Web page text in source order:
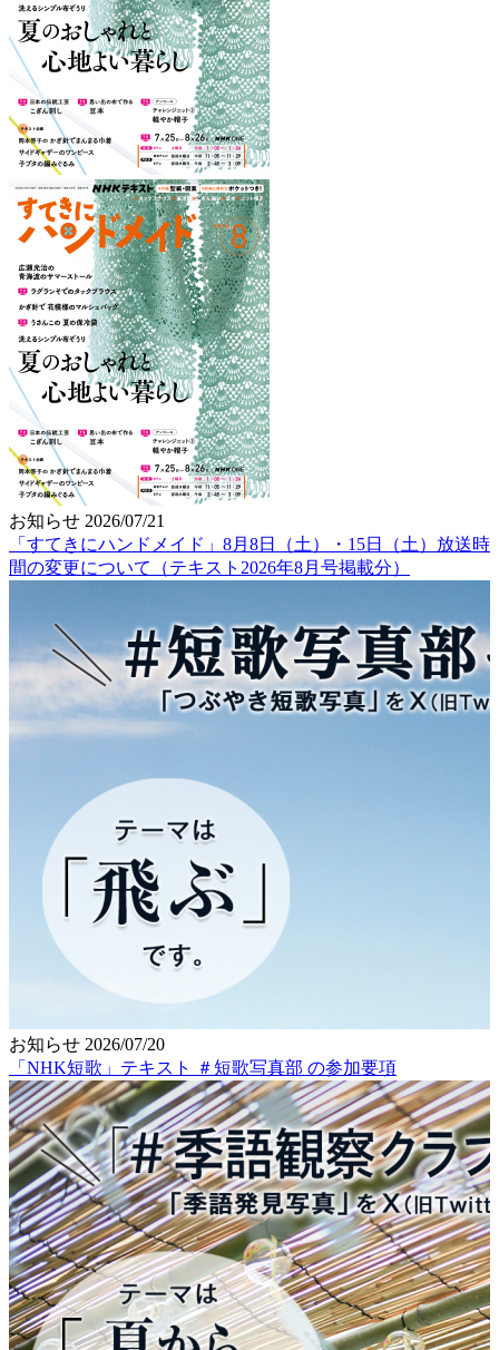
お知らせ 2026/07/21
「すてきにハンドメイド」8月8日（土）・15日（土）放送時
間の変更について（テキスト2026年8月号掲載分）
お知らせ 2026/07/20
「NHK短歌」テキスト ＃短歌写真部 の参加要項